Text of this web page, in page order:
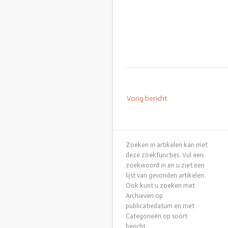
navigatie
Vorig bericht
Zoeken in artikelen kan met
deze zoekfuncties. Vul een
zoekwoord in en u ziet een
lijst van gevonden artikelen.
Ook kunt u zoeken met
Archieven op
publicatiedatum en met
Categorieën op soort
bericht.